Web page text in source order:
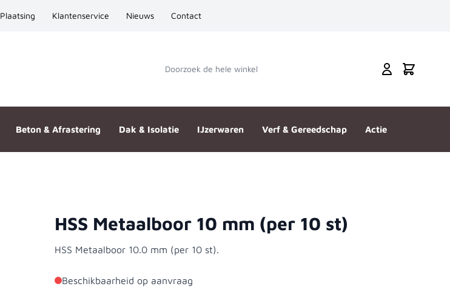
Plaatsing Klantenservice Nieuws Contact
Doorzoek de hele winkel Cart
Beton & Afrastering Dak & Isolatie IJzerwaren Verf & Gereedschap Actie
HSS Metaalboor 10 mm (per 10 st)
HSS Metaalboor 10.0 mm (per 10 st).
Beschikbaarheid op aanvraag